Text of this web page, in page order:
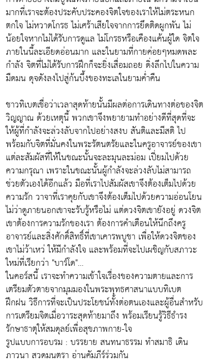
มากที่เราจะต้องประคับประคองจิตใจของเราให้ไม่ตระหนก
ตกใจ ไม่หวาดโกรธ ไม่เศร้าเสียใจจากการยึดติดผูกพัน ไม่
น้อยใจหากไม่ได้รับการดูแล ไม่โกรธหรือเคืองแค้นผู้ใด จิตใจ
ภายในนี้ละเอียดอ่อนมาก และในยามที่กายค่อยๆหมดพละ
กำลัง จิตที่ไม่ได้รับการฝึกก็จะยิ่งเสื่อมถอย ดิ่งลึกไปในความ
มืดมน ดุจดังลงไปสู่ก้นบึ้งของทะเลในยามค่ำคืน
ชาวทิเบตเชื่อว่าเวลาสุดท้ายนั้นมีผลต่อการเดินทางต่อของจิต
วิญญาณ ด้วยเหตุนี้ พวกเขาจึงพยายามทำอย่างดีที่สุดที่จะ
ให้ผู้ที่กำลังจะล่วงลับจากไปอย่างสงบ สันติและมีสติ ไป
พร้อมกับจิตที่มั่นคงในพระรัตนตรัยและในครูอาจารย์ของเขา
แต่ละสัมผัสที่ให้ในขณะนั้นจะละมุนละม่อม เปี่ยมไปด้วย
ความกรุณา เพราะในขณะนั้นผู้กำลังจะล่วงลับไม่สามารถ
ช่วยตัวเองได้อีกแล้ว มือที่เราไปสัมผัสเขาจึงต้องเต็มไปด้วย
ความรัก วาจาที่เราคุยกับเขาจึงต้องเต็มไปด้วยความอ่อนโยน
ไม่ว่าดูภายนอกเขาจะรับรู้หรือไม่ แต่ดวงจิตเขายังอยู่ ดวงจิต
เขาต้องการความรักของเรา ต้องการคำเตือนให้นึกถึงครู
อาจารย์และสิ่งศักดิ์สิทธิ์ที่เขาเคารพบูชา เพื่อให้ดวงจิตของ
เขาไม่ว้าเหว่ ให้มีกำลังใจ และพร้อมที่จะไปเผชิญกับสภาวะ
ใหม่ที่เรียกว่า "บาร์โด"...
ในคอร์สนี้ เราจะทำความเข้าใจเรื่องของความตายและการ
เตรียมตัวตายจากมุมมองในพระพุทธศาสนาแบบทิเบต
ฝึกฝน วิธีการที่จะเป็นประโยชน์ทั้งต่อตนเองและผู้อื่นสำหรับ
การเตรียมจิตเมื่อวาระสุดท้ายมาถึง พร้อมเรียนรู้วิธีธำรง
รักษาธาตุให้สมดุลย์เพื่อสุขภาพกาย-ใจ
รูปแบบการอบรม : บรรยาย สนทนาธรรม ทำสมาธิ เดิน
ภาวนา สวดมนตรา อ่านคัมภีร์ร่วมกัน